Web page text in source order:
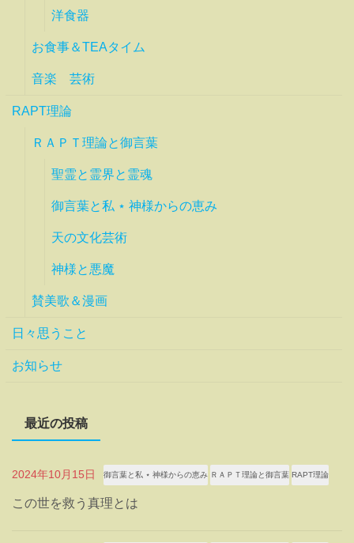
洋食器
お食事＆TEAタイム
音楽 芸術
RAPT理論
ＲＡＰＴ理論と御言葉
聖霊と霊界と霊魂
御言葉と私 ⋆ 神様からの恵み
天の文化芸術
神様と悪魔
賛美歌＆漫画
日々思うこと
お知らせ
最近の投稿
2024年10月15日 御言葉と私 ⋆ 神様からの恵み ＲＡＰＴ理論と御言葉 RAPT理論
この世を救う真理とは